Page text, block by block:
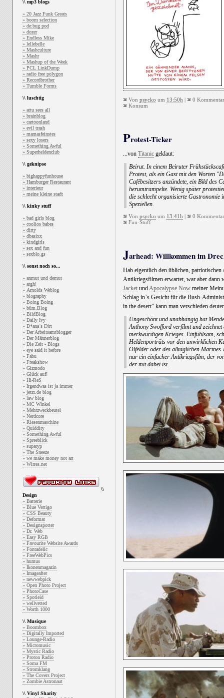
\\ mp3 blogs
» 20 Jazz Funk Greats
» boom selection
» de:bug pod
» dozer
» Endless Mike
» lellebelle
» Mashculture
» Mashr
» Mashup of the Week
» PCL LinkDump
» radio free polygon
» Recordbrother
» Tumble Forms
\\ luschtig
» attu sees all
» brainblog
» cartoonland
» evil trash
» mamasfeinstes
» sexy losers
» Something Awful
» Superheldenclub
\\ geknipse
» bighappyfunhouse
» Hamburger Restaurant
» interieur
» meine kleine stadt
\\ kinky stuff
» bad girls blog
» coolios babes
» dirty
» dbasixx
» kindgirls
» sex and fun
» sexblo.gs
\\ sonst noch so...
» anmut und demut
» argh!
» Arnolds Weblog
» blography
» Boing Boing
» büm.Blog
» BildBlog
» Daily Ivy
» D*ana`s Dirt
» Der Arbeitsamtblogger
» Der Männerblog
» Die Zeit - Blogs
» eye said it before
» Fabu
» Freakshow
» Gizmodo
» Glück auf!
» Hi-ReS
» Irgendwas ist ja immer
» jetzt.de blog
» law blog
» MC Winkel
» Mehrzweckbeutel
» Nerdcore
» Riesenmaschine
» Quiddity
» Something Awful
» Spreeblick
» supatyp
» The Sneeze
» we make money not art
» Wirres.net
\\
Design
» Batterie
» Blue Vertigo
» CSS Beauty
» Deformat
» Designspotter
» Dr. Web
» Easy RGB
» Favourite Website Awards
» Fontadelic
» FreeWebPics
» humus
» Ikonenmagazin
» Imageafter
» newwebpick
» Open Photo Project
» PhotoCase
» Spotleid
» wellvetted
» Worth 1000
\\ Musique
» Boombox
» Digitally Imported
» Lounge-Radio
» Micromusic
» Mystic Radio
» Proton Radio
» Soma FM
» Stromklang
» The Covers Project
» Zombie Astronaut
\\ Vinyl Sharity
Von psycko um 13:50h |
0
Konsum
Protest-Ticker
...von Titanic geklaut:
Beirut. In einem Beiruter
Protest, als ein Gast mit den Worten
Cafébesitzers anzündete, ein Bild des
herumtrampelte. Wenig später
die schlecht organisierte Gastronomie
Speziellen.
Von psycko um 13:41h |
0
Fun-Stuff
Jarhead: Willkommen im
Hab eigentlich den üblichen,
Antikriegsfilmen erwartet, war aber
Jacket undApocalypse Now meiner
Schlag in`s Gesicht für die Bush-
in the desert" kann man verschieden
Ungeschönt und unabhängig hat
Anthony Swofford verfilmt und zeichnet
merkwürdigen Krieges. Einfühlsam,
Heldenporträts vor den unwirklichen
Ölfelder oder des alltäglichen
nur ein einfacher Antikriegsfilm, der
der mit dabei ist.